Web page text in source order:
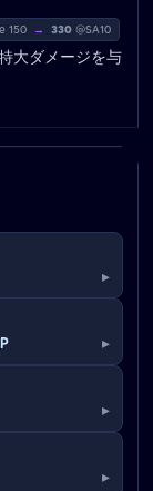
150 → 330 @SA10
大ダメージを与
▸
▸
▸
▸